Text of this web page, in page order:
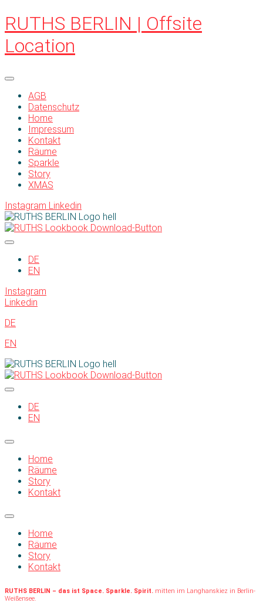
Skip
to
navigation
Skip
to
content
RUTHS BERLIN | Offsite
Location
AGB
Datenschutz
Home
Impressum
Kontakt
Räume
Sparkle
Story
XMAS
Instagram Linkedin
DE
EN
Instagram
Linkedin
DE
EN
DE
EN
Home
Räume
Story
Kontakt
Home
Räume
Story
Kontakt
RUTHS BERLIN – das ist Space. Sparkle. Spirit. mitten im Langhanskiez in Berlin-
Weißensee.